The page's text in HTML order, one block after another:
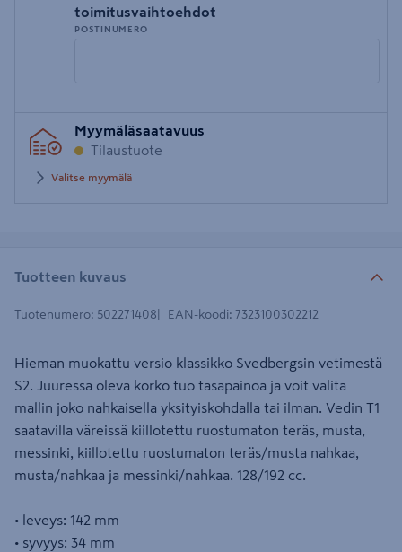
toimitusvaihtoehdot
POSTINUMERO
postinumero
Myymäläsaatavuus
Tilaustuote
Valitse myymälä
Tuotteen kuvaus
Tuotenumero: 502271408 EAN-koodi: 7323100302212
Hieman muokattu versio klassikko Svedbergsin vetimestä
S2. Juuressa oleva korko tuo tasapainoa ja voit valita
mallin joko nahkaisella yksityiskohdalla tai ilman. Vedin T1
saatavilla väreissä kiillotettu ruostumaton teräs, musta,
messinki, kiillotettu ruostumaton teräs/musta nahkaa,
musta/nahkaa ja messinki/nahkaa. 128/192 cc.
• leveys: 142 mm
• syvyys: 34 mm